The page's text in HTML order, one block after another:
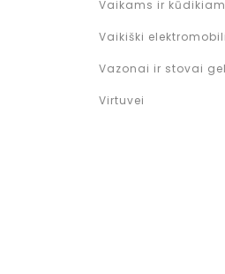
Vaikams ir
Vaikiški
Vazonai ir stovai
Virtuvei